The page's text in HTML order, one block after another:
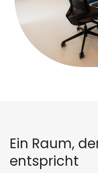
Ein Raum,
entspricht